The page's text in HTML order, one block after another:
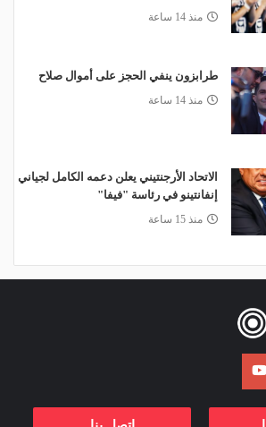
منذ 14 ساعة
طرابزون ينفي الحجز على أموال صلاح
منذ 14 ساعة
الاتحاد الأرجنتيني يعلن دعمه الكامل لجياني
إنفانتينو في رئاسة "فيفا"
منذ 15 ساعة